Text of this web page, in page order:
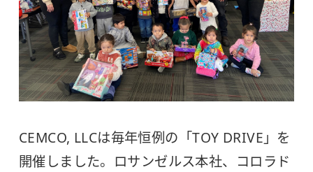
CEMCO, LLCは毎年恒例の「TOY DRIVE」を
開催しました。ロサンゼルス本社、コロラド